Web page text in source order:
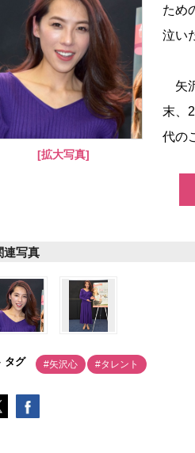
[拡大写真]
ため
泣い
矢
末、
代の
連写真
タグ #矢沢心 #タレント